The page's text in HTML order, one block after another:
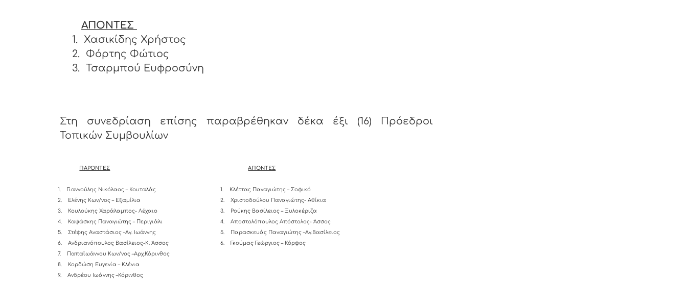
ΑΠΟΝΤΕΣ
1.
Χασικίδης Χρήστος
2.
Φόρτης Φώτιος
3.
Τσαρμπού Ευφροσύνη
Στη συνεδρίαση επίσης παραβρέθηκαν δέκα έξι (16) Πρόεδροι
Τοπικών Συμβουλίων
ΠΑΡΟΝΤΕΣ
1.
Γιαννούλης Νικόλαος – Κουταλάς
2.
Ελένης Κων/νος – Εξαμίλια
3.
Κουλούκης Χαράλαμπος- Λέχαιο
4.
Καψάσκης Παναγιώτης – Περιγιάλι
5.
Στέφης Αναστάσιος –Αγ. Ιωάννης
6.
Ανδριανόπουλος Βασίλειος-K. Άσσος
7.
Παπαϊωάννου Κων/νος –Αρχ.Κόρινθος
8.
Κορδώση Ευγενία – Κλένια
9.
Ανδρέου Ιωάννης –Κόρινθος
ΑΠΟΝΤΕΣ
1.
Κλέττας Παναγιώτης – Σοφικό
2.
Χριστοδούλου Παναγιώτης- Αθίκια
3.
Ρούκης Βασίλειος – Ξυλοκέριζα
4.
Αποστολόπουλος Απόστολος- Άσσος
5.
Παρασκευάς Παναγιώτης –Αγ.Βασίλειος
6.
Γκούμας Γεώργιος – Κόρφος